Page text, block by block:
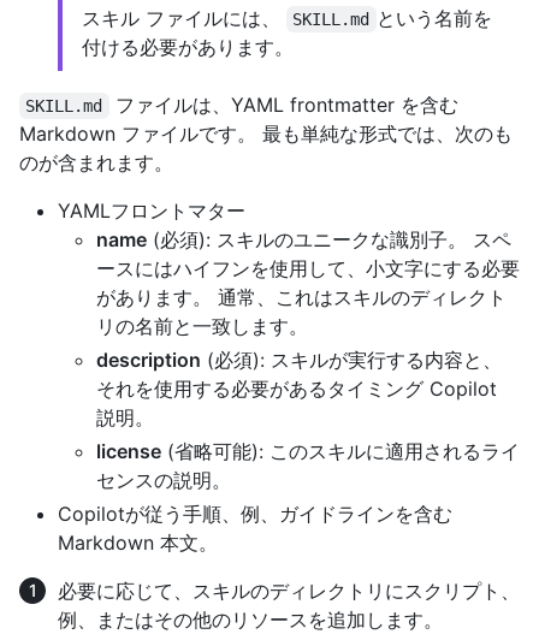
スキル ファイルには、
SKILL.md
という名前を
付ける必要があります。
SKILL.md
ファイルは、YAML frontmatter を含む
Markdown ファイルです。 最も単純な形式では、次のも
のが含まれます。
YAMLフロントマター
name (必須): スキルのユニークな識別子。 スペ
ースにはハイフンを使用して、小文字にする必要
があります。 通常、これはスキルのディレクト
リの名前と一致します。
description (必須): スキルが実行する内容と、
それを使用する必要があるタイミング Copilot
説明。
license (省略可能): このスキルに適用されるライ
センスの説明。
Copilotが従う手順、例、ガイドラインを含む
Markdown 本文。
必要に応じて、スキルのディレクトリにスクリプト、
例、またはその他のリソースを追加します。